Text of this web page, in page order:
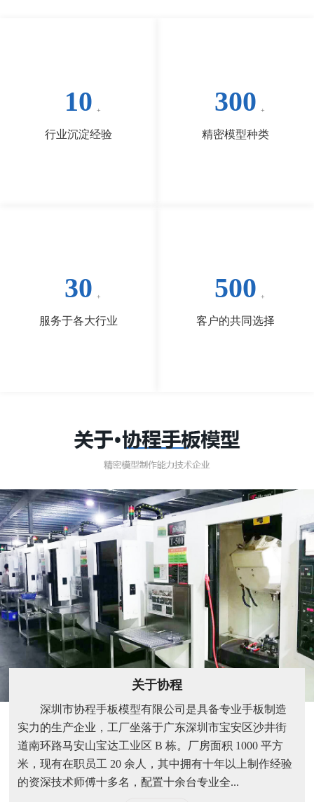
10
行业沉淀经验
300
精密模型种类
30
服务于各大行业
500
客户的共同选择
关于协程
深圳市协程手板模型有限公司是具备专业手板制造
实力的生产企业，工厂坐落于广东深圳市宝安区沙井街
道南环路马安山宝达工业区 B 栋。厂房面积 1000 平方
米，现有在职员工 20 余人，其中拥有十年以上制作经验
的资深技术师傅十多名，配置十余台专业全...